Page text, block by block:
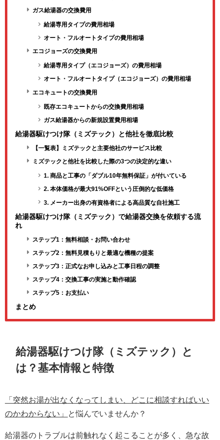
ガス給湯器の交換費用
給湯専用タイプの費用相場
オート・フルオートタイプの費用相場
エコジョーズの交換費用
給湯専用タイプ（エコジョーズ）の費用相場
オート・フルオートタイプ（エコジョーズ）の費用相場
エコキュートの交換費用
既存エコキュートからの交換費用相場
ガス給湯器からの新規設置費用相場
給湯器駆けつけ隊（ミズテック）と他社を徹底比較
【一覧表】ミズテックと主要他社のサービス比較
ミズテックと他社を比較した際の3つの決定的な違い
1. 商品と工事の「ダブル10年無料保証」が付いている
2. 本体価格が最大91%OFFという圧倒的な低価格
3. メーカー出身の有資格者による高品質な自社施工
給湯器駆けつけ隊（ミズテック）で給湯器交換を依頼する流
れ
ステップ1：無料相談・お問い合わせ
ステップ2：無料見積もりと最適な機種の提案
ステップ3：正式なお申し込みと工事日程の調整
ステップ4：交換工事の実施と動作確認
ステップ5：お支払い
まとめ
給湯器駆けつけ隊（ミズテック）と
は？基本情報と特徴
「突然お湯が出なくなってしまい、どこに相談すればいい
のかわからない」
と悩んでいませんか？
給湯器のトラブルは前触れなく起こることが多く、急な故